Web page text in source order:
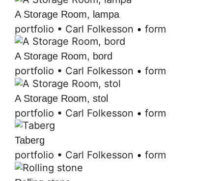
A Storage Room, lampa
portfolio • Carl Folkesson • form
A Storage Room, bord
portfolio • Carl Folkesson • form
A Storage Room, stol
portfolio • Carl Folkesson • form
Taberg
portfolio • Carl Folkesson • form